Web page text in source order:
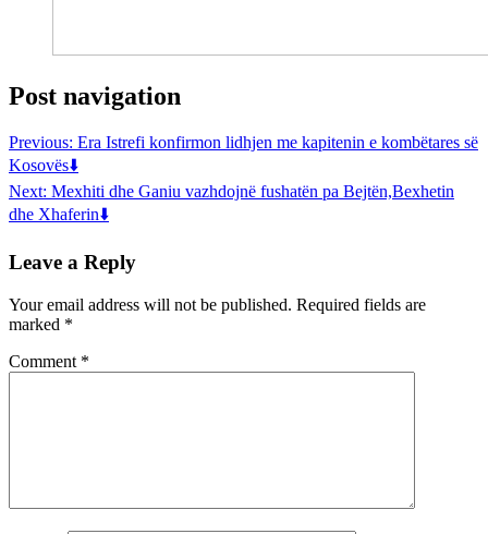
Post navigation
Previous: Era Istrefi konfirmon lidhjen me kapitenin e kombëtares së
Kosovës⬇️
Next: Mexhiti dhe Ganiu vazhdojnë fushatën pa Bejtën,Bexhetin
dhe Xhaferin⬇️
Leave a Reply
Your email address will not be published. Required fields are
marked *
Comment *